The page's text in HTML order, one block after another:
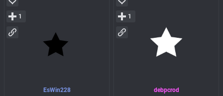
EsWin228
1
debpcrod
1